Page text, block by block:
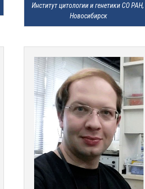
Институт цитологии и генетики СО РАН,
Новосибирск